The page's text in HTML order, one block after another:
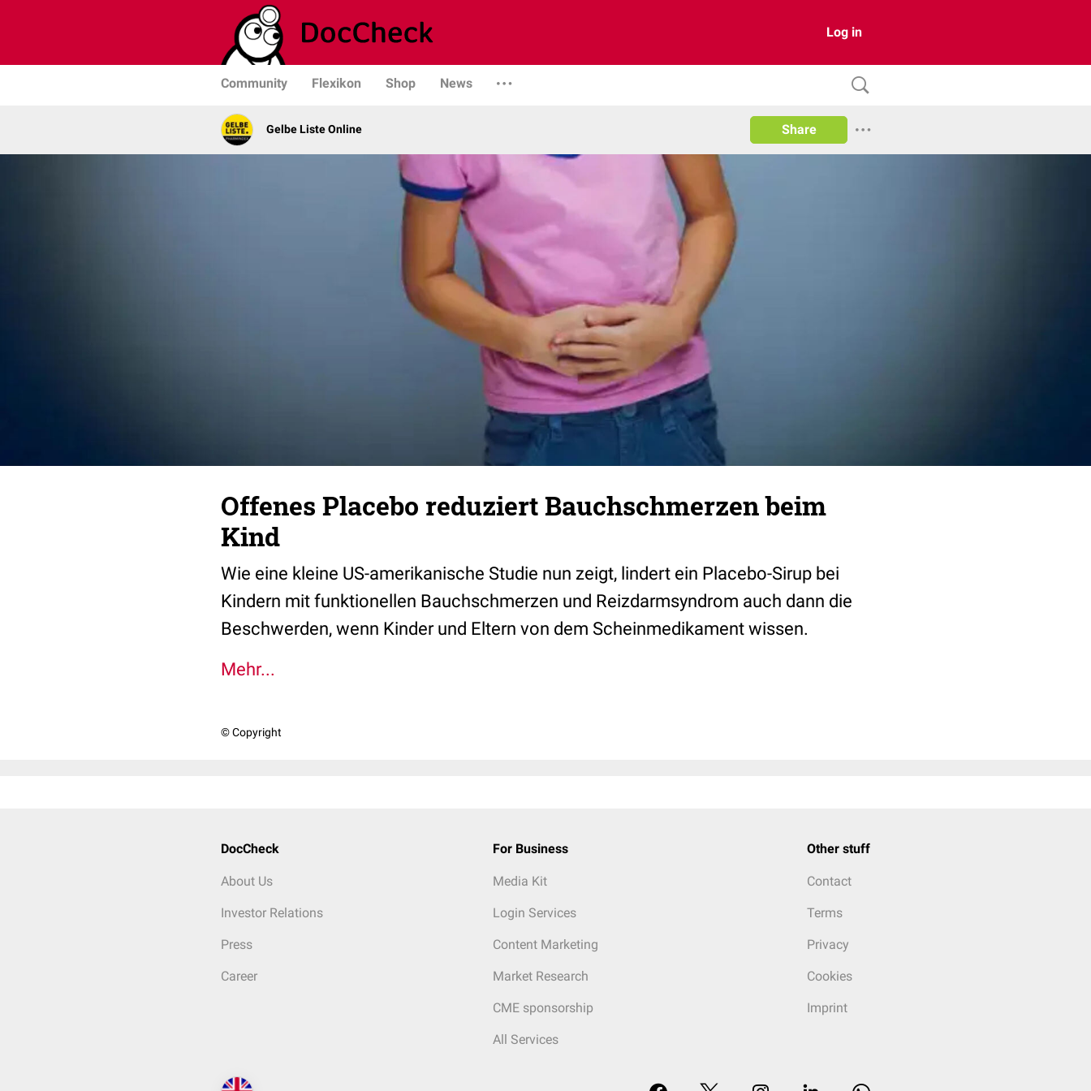
Log in
Community Flexikon Shop News
Gelbe Liste Online Share
Offenes Placebo reduziert Bauchschmerzen beim
Kind
Wie eine kleine US-amerikanische Studie nun zeigt, lindert ein Placebo-Sirup bei
Kindern mit funktionellen Bauchschmerzen und Reizdarmsyndrom auch dann die
Beschwerden, wenn Kinder und Eltern von dem Scheinmedikament wissen.
Mehr...
© Copyright
DocCheck
About Us
Investor Relations
Press
Career
For Business
Media Kit
Login Services
Content Marketing
Market Research
CME sponsorship
All Services
Other stuff
Contact
Terms
Privacy
Cookies
Imprint